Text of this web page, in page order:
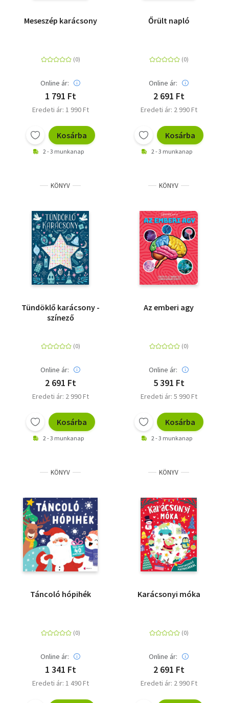
Meseszép karácsony
Online ár:
1 791 Ft
Eredeti ár: 1 990 Ft
Kosárba
2 - 3 munkanap
Őrült napló
Online ár:
2 691 Ft
Eredeti ár: 2 990 Ft
Kosárba
2 - 3 munkanap
KÖNYV
Tündöklő karácsony -
színező
Online ár:
2 691 Ft
Eredeti ár: 2 990 Ft
Kosárba
2 - 3 munkanap
KÖNYV
Az emberi agy
Online ár:
5 391 Ft
Eredeti ár: 5 990 Ft
Kosárba
2 - 3 munkanap
KÖNYV
Táncoló hópihék
Online ár:
1 341 Ft
Eredeti ár: 1 490 Ft
KÖNYV
Karácsonyi móka
Online ár:
2 691 Ft
Eredeti ár: 2 990 Ft